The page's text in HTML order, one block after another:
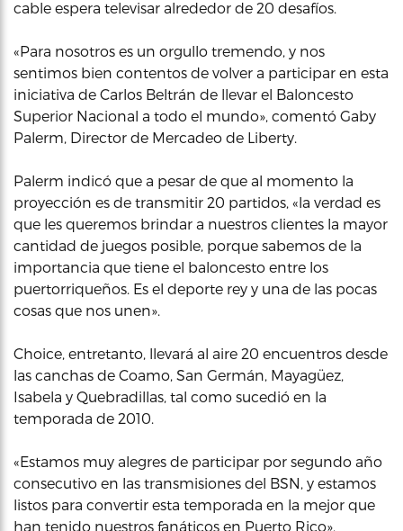
cable espera televisar alrededor de 20 desafíos.
«Para nosotros es un orgullo tremendo, y nos
sentimos bien contentos de volver a participar en esta
iniciativa de Carlos Beltrán de llevar el Baloncesto
Superior Nacional a todo el mundo», comentó Gaby
Palerm, Director de Mercadeo de Liberty.
Palerm indicó que a pesar de que al momento la
proyección es de transmitir 20 partidos, «la verdad es
que les queremos brindar a nuestros clientes la mayor
cantidad de juegos posible, porque sabemos de la
importancia que tiene el baloncesto entre los
puertorriqueños. Es el deporte rey y una de las pocas
cosas que nos unen».
Choice, entretanto, llevará al aire 20 encuentros desde
las canchas de Coamo, San Germán, Mayagüez,
Isabela y Quebradillas, tal como sucedió en la
temporada de 2010.
«Estamos muy alegres de participar por segundo año
consecutivo en las transmisiones del BSN, y estamos
listos para convertir esta temporada en la mejor que
han tenido nuestros fanáticos en Puerto Rico»,